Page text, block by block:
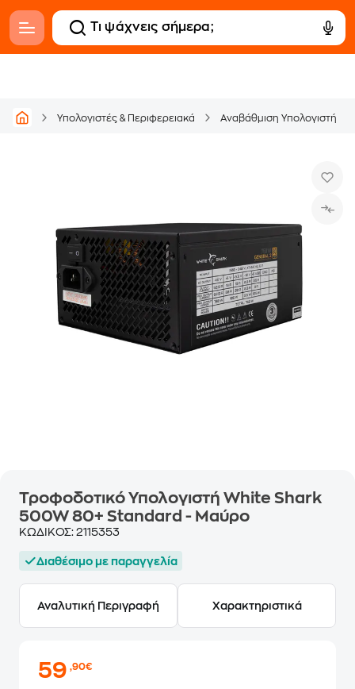
Υπολογιστές & Περιφερειακά Αναβάθμιση Υπολογιστή
Τροφοδοτικό Υπολογιστή White Shark
500W 80+ Standard - Μαύρο
ΚΩΔΙΚΟΣ: 2115353
Διαθέσιμο με παραγγελία
Αναλυτική Περιγραφή Χαρακτηριστικά
59,90€